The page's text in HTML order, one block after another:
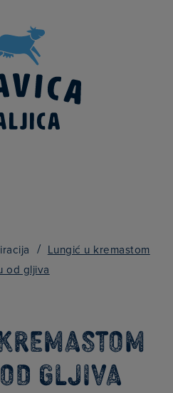
/
Lungić u kremastom
od gljiva
gljiva